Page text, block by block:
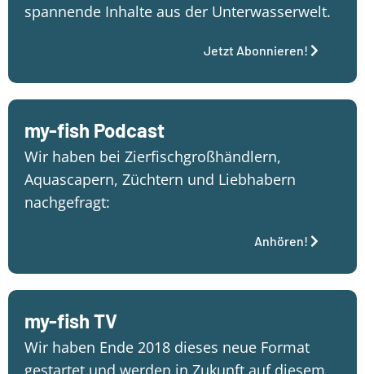
spannende Inhalte aus der Unterwasserwelt.
Jetzt Abonnieren!
my-fish Podcast
Wir haben bei Zierfischgroßhändlern,
Aquascapern, Züchtern und Liebhabern
nachgefragt:
Anhören!
my-fish TV
Wir haben Ende 2018 dieses neue Format